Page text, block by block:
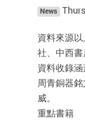
News
資料來源
社、中西
資料收錄
周青銅器
威。
重點書籍